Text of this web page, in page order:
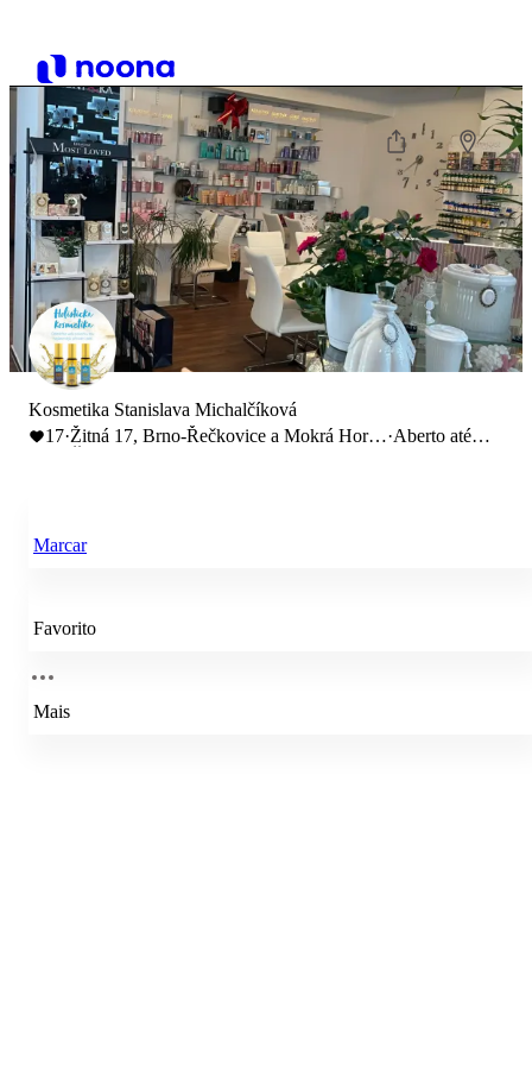
Kosmetika Stanislava Michalčíková
17·Žitná 17, Brno-Řečkovice a Mokrá Hora, ·Aberto até
Marcar
Favorito
Mais